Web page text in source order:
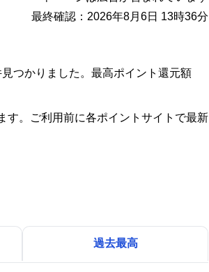
最終確認：2026年8月6日 13時36分
つかりました。最高ポイント還元額
。ご利用前に各ポイントサイトで最新
過去最高